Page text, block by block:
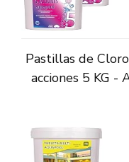
Pastillas de
acciones 5 KG -